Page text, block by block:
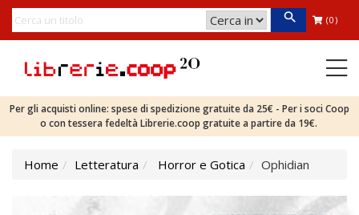
(0)
Per gli acquisti online: spese di spedizione gratuite da 25€ - Per i soci Coop
o con tessera fedeltà Librerie.coop gratuite a partire da 19€.
Home Letteratura Horror e Gotica Ophidian